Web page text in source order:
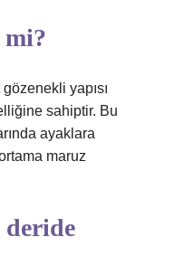
mi?
yapısı
sahiptir. Bu
ayaklara
maruz